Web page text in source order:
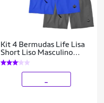
Kit 4 Bermudas Life Lisa
Short Liso Masculino
Básico Mauricinho Tactel